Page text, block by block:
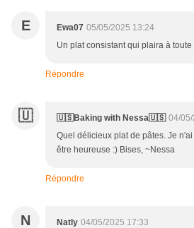
E Ewa07 05/05/2025 13:24
Un plat consistant qui plaira à
Répondre
🇺 🇺🇸Baking with Nessa🇺🇸 04/
Quel délicieux plat de pâtes. Je
être heureuse :) Bises, ~Nessa
Répondre
N Natly 04/05/2025 17:33